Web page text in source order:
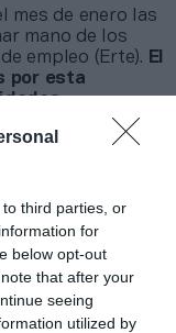
third parties, or
for
below opt-out
that after your
seeing
utilized by
mes de enero las
mano de los
empleo (Erte).
El
por esta
año,
un 31,3%
muchas de las
y centros
en Erte dentro
mientras